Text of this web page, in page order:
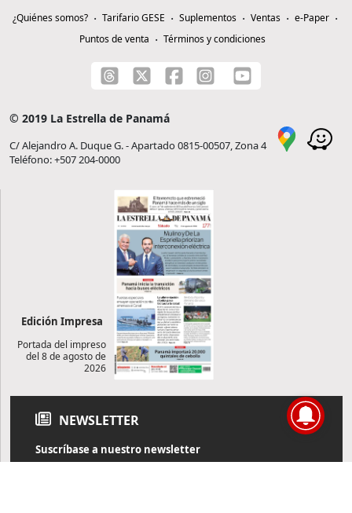
¿Quiénes somos? Tarifario GESE Suplementos Ventas
e-Paper
Puntos de venta
Términos y condiciones
© 2019 La Estrella de Panamá
C/ Alejandro A. Duque G. - Apartado 0815-00507, Zona 4
Teléfono: +507 204-0000
Edición Impresa
Portada del impreso
del 8 de agosto de
2026
NEWSLETTER
Suscríbase a nuestro newsletter
Reciba diariamente información de actualidad directamente en